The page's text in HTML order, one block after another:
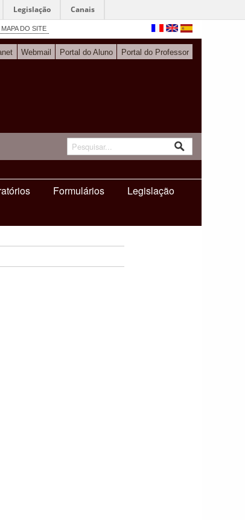
Legislação Canais
MAPA DO SITE
Webmail Portal do Aluno Portal do Professor
Formulários
Legislação